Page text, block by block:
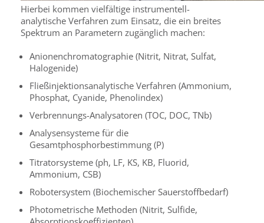
Hierbei kommen vielfältige instrumentell-
analytische Verfahren zum Einsatz, die ein breites
Spektrum an Parametern zugänglich machen:
Anionenchromatographie (Nitrit, Nitrat, Sulfat,
Halogenide)
Fließinjektionsanalytische Verfahren (Ammonium,
Phosphat, Cyanide, Phenolindex)
Verbrennungs-Analysatoren (TOC, DOC, TNb)
Analysensysteme für die
Gesamtphosphorbestimmung (P)
Titratorsysteme (ph, LF, KS, KB, Fluorid,
Ammonium, CSB)
Robotersystem (Biochemischer Sauerstoffbedarf)
Photometrische Methoden (Nitrit, Sulfide,